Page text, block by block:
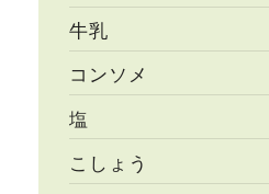
牛乳
コンソメ
塩
こしょう